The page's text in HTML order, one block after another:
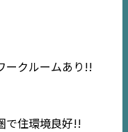
ークルームあり!!
で住環境良好!!